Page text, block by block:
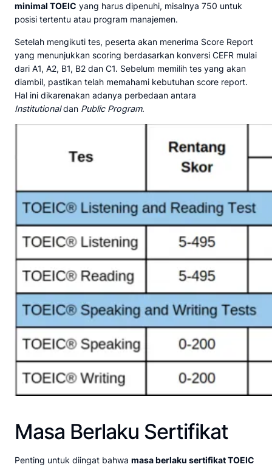
minimal TOEIC yang harus dipenuhi, misalnya 750 untuk
posisi tertentu atau program manajemen.
Setelah mengikuti tes, peserta akan menerima Score Report
yang menunjukkan scoring berdasarkan konversi CEFR mulai
dari A1, A2, B1, B2 dan C1. Sebelum memilih tes yang akan
diambil, pastikan telah memahami kebutuhan score report.
Hal ini dikarenakan adanya perbedaan antara
Institutionaldan Public Program.
Masa Berlaku Sertifikat
Penting untuk diingat bahwamasa berlaku sertifikat TOEIC